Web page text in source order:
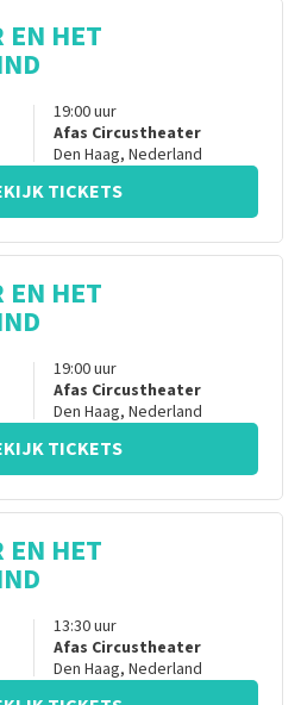
EN HET
19:00uur
Afas Circustheater
Den Haag, Nederland
TICKETS
EN HET
19:00uur
Afas Circustheater
Den Haag, Nederland
TICKETS
EN HET
13:30uur
Afas Circustheater
Den Haag, Nederland